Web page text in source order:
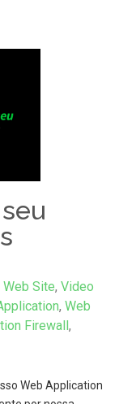
Web Site, Video
, Web
Firewall ,
Web Application